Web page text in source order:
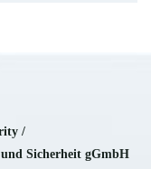
/
Sicherheit gGmbH